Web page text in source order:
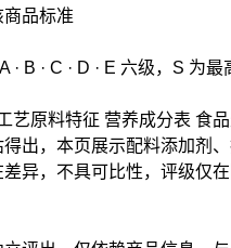
品标准
· B · C · D · E 六级， S 为最
艺原料特征 营养成分表 食
出，本页展示配料添加剂 、
异，不具可比性，评级仅在